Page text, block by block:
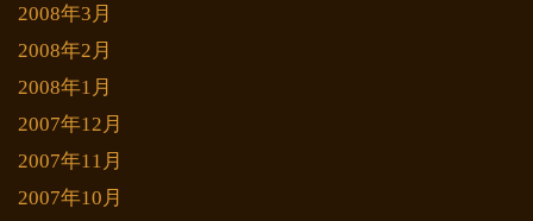
2008年3月
2008年2月
2008年1月
2007年12月
2007年11月
2007年10月